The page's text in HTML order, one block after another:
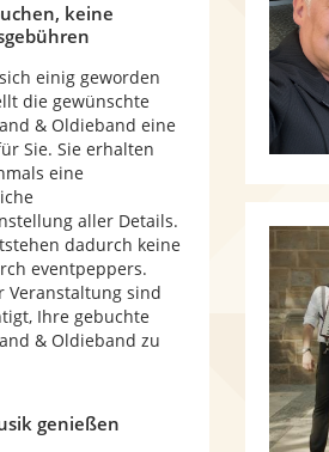
keine
einig geworden
die gewünschte
& Oldieband eine
Sie. Sie erhalten
eine
aller Details.
dadurch keine
eventpeppers.
Veranstaltung sind
Ihre gebuchte
& Oldieband zu
genießen